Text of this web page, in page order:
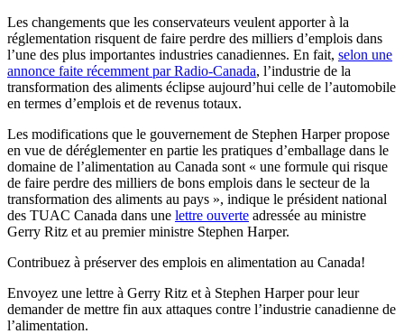
Les changements que les conservateurs veulent apporter à la
réglementation risquent de faire perdre des milliers d’emplois dans
l’une des plus importantes industries canadiennes. En fait, selon une
annonce faite récemment par Radio-Canada, l’industrie de la
transformation des aliments éclipse aujourd’hui celle de l’automobile
en termes d’emplois et de revenus totaux.
Les modifications que le gouvernement de Stephen Harper propose
en vue de déréglementer en partie les pratiques d’emballage dans le
domaine de l’alimentation au Canada sont « une formule qui risque
de faire perdre des milliers de bons emplois dans le secteur de la
transformation des aliments au pays », indique le président national
des TUAC Canada dans une lettre ouverte adressée au ministre
Gerry Ritz et au premier ministre Stephen Harper.
Contribuez à préserver des emplois en alimentation au Canada!
Envoyez une lettre à Gerry Ritz et à Stephen Harper pour leur
demander de mettre fin aux attaques contre l’industrie canadienne de
l’alimentation.